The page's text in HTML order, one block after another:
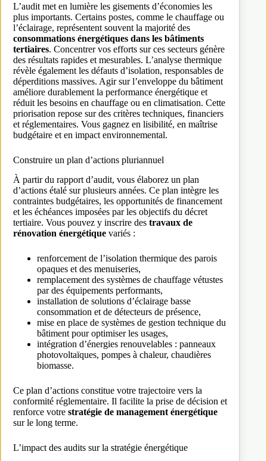
L’audit met en lumière les gisements d’économies les
plus importants. Certains postes, comme le chauffage ou
l’éclairage, représentent souvent la majorité des
consommations énergétiques dans les bâtiments
tertiaires. Concentrer vos efforts sur ces secteurs génère
des résultats rapides et mesurables. L’analyse thermique
révèle également les défauts d’isolation, responsables de
déperditions massives. Agir sur l’enveloppe du bâtiment
améliore durablement la performance énergétique et
réduit les besoins en chauffage ou en climatisation. Cette
priorisation repose sur des critères techniques, financiers
et réglementaires. Vous gagnez en lisibilité, en maîtrise
budgétaire et en impact environnemental.
Construire un plan d’actions pluriannuel
À partir du rapport d’audit, vous élaborez un plan
d’actions étalé sur plusieurs années. Ce plan intègre les
contraintes budgétaires, les opportunités de financement
et les échéances imposées par les objectifs du décret
tertiaire. Vous pouvez y inscrire des travaux de
rénovation énergétique variés :
renforcement de l’isolation thermique des parois
opaques et des menuiseries,
remplacement des systèmes de chauffage vétustes
par des équipements performants,
installation de solutions d’éclairage basse
consommation et de détecteurs de présence,
mise en place de systèmes de gestion technique du
bâtiment pour optimiser les usages,
intégration d’énergies renouvelables : panneaux
photovoltaïques, pompes à chaleur, chaudières
biomasse.
Ce plan d’actions constitue votre trajectoire vers la
conformité réglementaire. Il facilite la prise de décision et
renforce votre stratégie de management énergétique
sur le long terme.
L’impact des audits sur la stratégie énergétique